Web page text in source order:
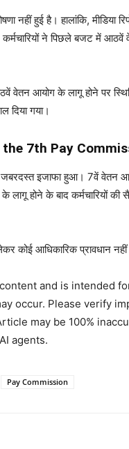
हुई है। हालांकि, मीडिया
ने पिछले बजट में आठवें
वेतन आयोग के लागू होने पर
दिया गया।
the 7th Pay
जबरदस्त इजाफा हुआ। 7वें वेतन
होने के बाद कर्मचारियों
कोई आधिकारिक प्रावधान नहीं
and is intended
occur. Please verify
may be 100%
agents.
Pay Commission